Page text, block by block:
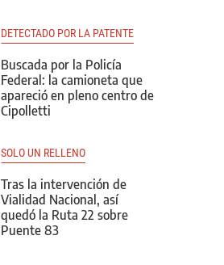
DETECTADO POR LA PATENTE
Buscada por la Policía
Federal: la camioneta que
apareció en pleno centro de
Cipolletti
SOLO UN RELLENO
Tras la intervención de
Vialidad Nacional, así
quedó la Ruta 22 sobre
Puente 83